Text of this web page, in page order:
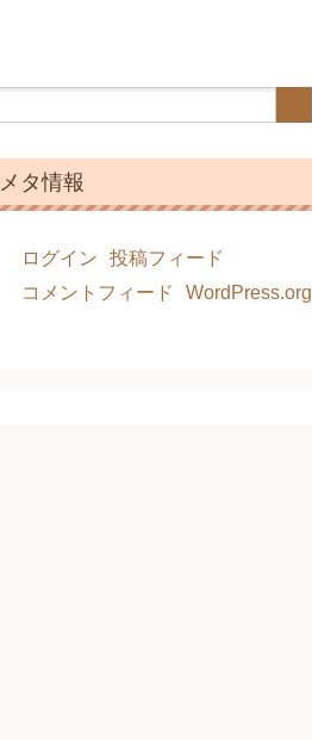
メタ情報
ログイン
投稿フィード
コメントフィード
WordPress.org